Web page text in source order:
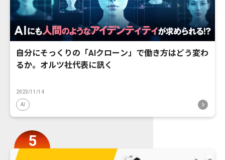
自分にそっくりの「AIクローン」で働き方はどう変わ
るか。オルツ社代表に訊く
2023/11/14
AI